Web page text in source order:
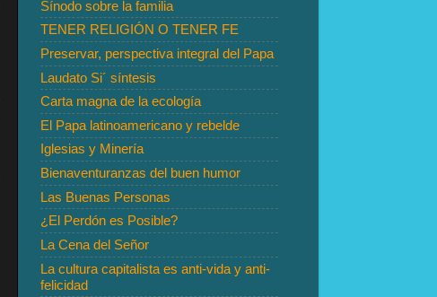
Sínodo sobre la familia
TENER RELIGIÓN O TENER FE
Preservar, perspectiva integral del Papa
Laudato Si´ síntesis
Carta magna de la ecología
El Papa latinoamericano y rebelde
Iglesias y Minería
Bienaventuranzas del buen humor
Las Buenas Personas
¿El Perdón es Posible?
La Cena del Señor
La cultura capitalista es anti-vida y anti-
felicidad